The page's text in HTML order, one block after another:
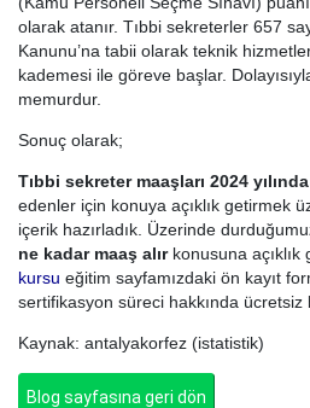
olarak atanır. Tıbbi sekreterler 657
Kanunu’na tabii olarak teknik
kademesi ile göreve başlar.
memurdur.
Sonuç olarak;
Tıbbi sekreter maaşları 2024
edenler için konuya açıklık getirmek
içerik hazırladık. Üzerinde
ne kadar maaş alır konusuna açıklık
kursu eğitim sayfamızdaki ön kayıt
sertifikasyon süreci hakkında ücretsiz
Kaynak: antalyakorfez (istatistik)
Blog sayfasına geri dön